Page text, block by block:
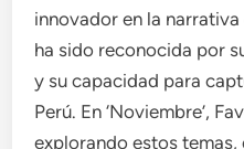
innovador en la
ha sido reconocida por
y su capacidad para
Perú. En ‘Noviembre’,
explorando estos